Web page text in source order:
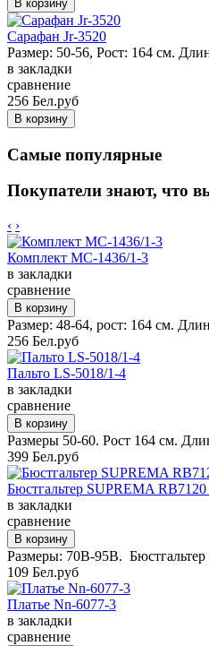
Сарафан Jr-3520
Размер: 50-56, Рост: 164 см.
в закладки
сравнение
256 Бел.руб
Самые популярные
Покупатели знают, что
‹ ›
Комплект MC-1436/1-3
в закладки
сравнение
Размер: 48-64, рост: 164 см.
256 Бел.руб
Пальто LS-5018/1-4
в закладки
сравнение
Размеры 50-60. Рост 164 см.
399 Бел.руб
Бюстгальтер SUPREMA
в закладки
сравнение
Размеры: 70B-95B.
109 Бел.руб
Платье Nn-6077-3
в закладки
сравнение